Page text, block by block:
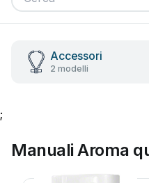
Accessori
2 modelli
;
Manuali Aroma